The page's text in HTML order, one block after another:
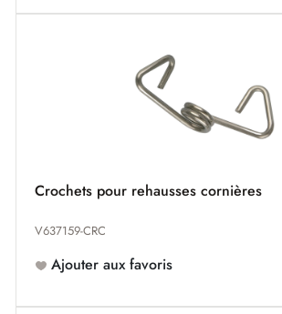
Crochets pour rehausses cornières
V637159-CRC
Ajouter aux favoris